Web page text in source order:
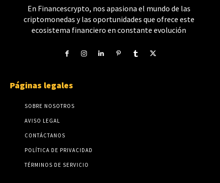
En Financescrypto, nos apasiona el mundo de las
criptomonedas y las oportunidades que ofrece este
ecosistema financiero en constante evolución
Páginas legales
SOBRE NOSOTROS
AVISO LEGAL
CONTÁCTANOS
POLÍTICA DE PRIVACIDAD
TÉRMINOS DE SERVICIO